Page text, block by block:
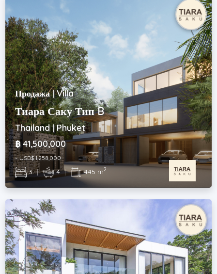
Продажа | Villa
Тиара Саку Тип B
Thailand | Phuket
฿ 41,500,000
~ USD$ 1,258,000
3 | 4 | 445 m2